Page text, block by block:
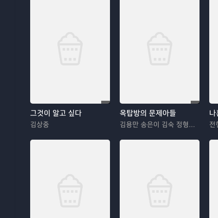
그것이 알고 싶다
김상중
옥탑방의 문제아들
김용만 송은이 김숙 정형돈 민경훈
나